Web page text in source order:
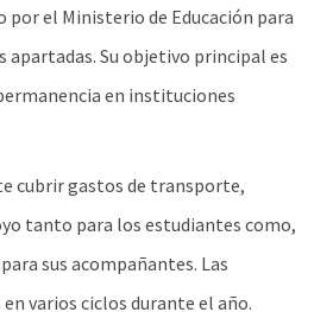
el Ministerio de Educación para
apartadas. Su objetivo principal es
en instituciones
cubrir gastos de transporte,
tanto para los estudiantes como,
sus acompañantes. Las
varios ciclos durante el año.